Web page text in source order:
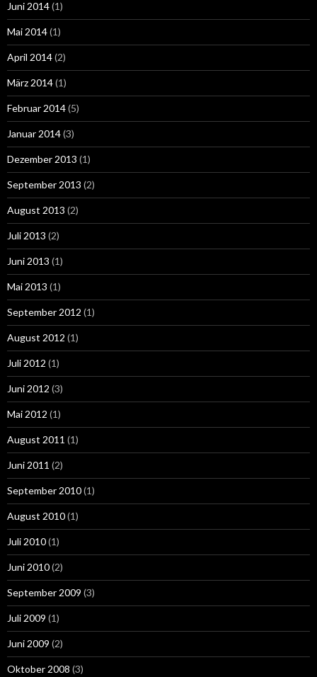
Juni 2014(1)
Mai 2014(1)
April 2014(2)
März 2014(1)
Februar 2014(5)
Januar 2014(3)
Dezember 2013 (1)
September 2013 (2)
August 2013 (2)
Juli 2013 (2)
Juni 2013 (1)
Mai 2013 (1)
September 2012 (1)
August 2012 (1)
Juli 2012 (1)
Juni 2012 (3)
Mai 2012 (1)
August 2011 (1)
Juni 2011 (2)
September 2010(1)
August 2010(1)
Juli 2010(1)
Juni 2010(2)
September 2009 (3)
Juli 2009 (1)
Juni 2009 (2)
Oktober 2008 (3)